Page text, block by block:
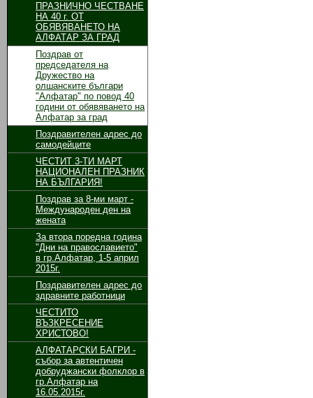
ПРАЗНИЧНО ЧЕСТВАНЕ
НА 40 г. ОТ
ОБЯВЯВАНЕТО НА
АЛФАТАР ЗА ГРАД
Поздрав от
председателя на
Дружество на
олшанските българи
"Алфатар" по повод 40
години от обявяването на
Алфатар за град
Поздравителен адрес до
самодейците
ЧЕСТИТ 3-ТИ МАРТ
НАЦИОНАЛЕН ПРАЗНИК
НА БЪЛГАРИЯ!
Поздрав за 8-ми март -
Международен ден на
жената
За втора поредна година
"Дни на православието"
в гр.Алфатар, 1-5 април
2015г.
Поздравителен адрес до
здравните работници
ЧЕСТИТО
ВЪЗКРЕСЕНИЕ
ХРИСТОВО!
АЛФАТАРСКИ БАГРИ -
събор за автентичен
добруджански фолклор в
гр.Алфатар на
16.05.2015г.